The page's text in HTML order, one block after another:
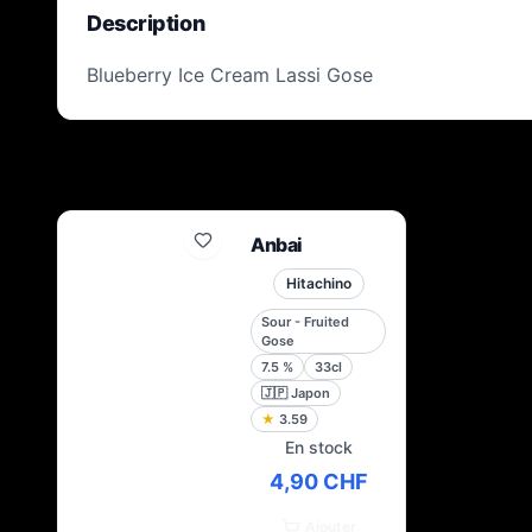
Description
Blueberry Ice Cream Lassi Gose
Anbai
Hitachino
Sour - Fruited
Gose
7.5 %
33cl
🇯🇵 Japon
★ 3.59
En stock
4,90 CHF